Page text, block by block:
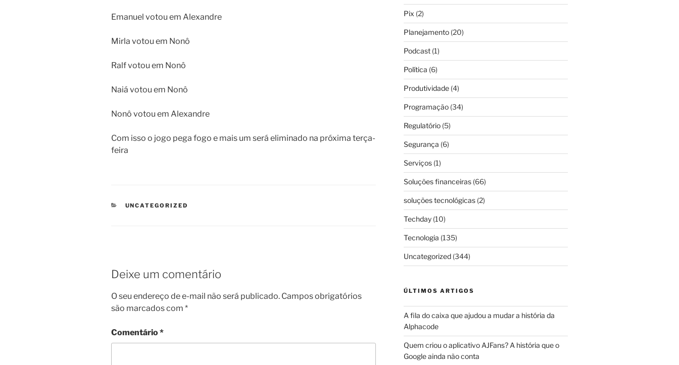
Emanuel votou em Alexandre
Mirla votou em Nonô
Ralf votou em Nonô
Naiá votou em Nonô
Nonô votou em Alexandre
Com isso o jogo pega fogo e mais um será eliminado na próxima terça-
feira
CATEGORIAS
UNCATEGORIZED
Deixe um comentário
O seu endereço de e-mail não será publicado. Campos obrigatórios
são marcados com *
Comentário*
Pix (2)
Planejamento(20)
Podcast(1)
Política (6)
Produtividade(4)
Programação(34)
Regulatório(5)
Segurança (6)
Serviços(1)
Soluções financeiras(66)
soluções tecnológicas(2)
Techday(10)
Tecnologia (135)
Uncategorized(344)
ÚLTIMOS ARTIGOS
A fila do caixa que ajudou a mudar a história da
Alphacode
Quem criou o aplicativo AJFans? A história que o
Google ainda não conta